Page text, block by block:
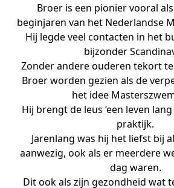
Broer is een pionier vooral
beginjaren van het Nederlandse
Hij legde veel contacten in het
bijzonder
Zonder andere ouderen tekort
Broer worden gezien als de
het idee
Hij brengt de leus ‘een leven
praktijk.
Jarenlang was hij het liefst bij
aanwezig, ook als er meerdere
dag waren.
Dit ook als zijn gezondheid wat